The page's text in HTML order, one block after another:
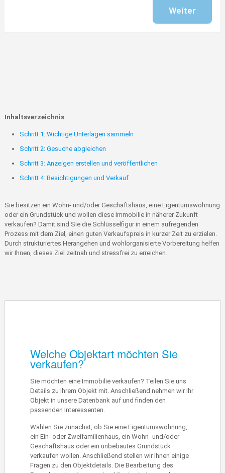
Inhaltsverzeichnis
Schritt 1: Wichtige Unterlagen sammeln
Schritt 2: Gesuche abgleichen
Schritt 3: Anzeigen erstellen und veröffentlichen
Schritt 4: Besichtigungen und Verkauf
Sie besitzen ein Wohn- und/oder Geschäftshaus, eine Eigentumswohnung
oder ein Grundstück und wollen diese Immobilie in näherer Zukunft
verkaufen? Damit sind Sie die Schlüsselfigur in einem aufregenden
Prozess mit dem Ziel, einen guten Verkaufspreis in kurzer Zeit zu erzielen.
Durch strukturiertes Herangehen und wohlorganisierte Vorbereitung helfen
wir Ihnen, dieses Ziel zeitnah und stressfrei zu erreichen.
Welche Objektart möchten Sie
verkaufen?
Sie möchten eine Immobilie verkaufen? Teilen Sie uns
Details zu Ihrem Objekt mit. Anschließend nehmen wir Ihr
Objekt in unsere Datenbank auf und finden den
passenden Interessenten.
Wählen Sie zunächst, ob Sie eine Eigentumswohnung,
ein Ein- oder Zweifamilienhaus, ein Wohn- und/oder
Geschäftshaus oder ein unbebautes Grundstück
verkaufen wollen. Anschließend stellen wir Ihnen einige
Fragen zu den Objektdetails. Die Bearbeitung des